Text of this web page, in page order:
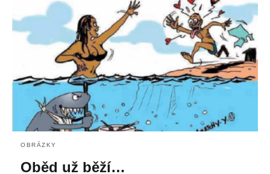
OBRÁZKY
Oběd už běží…